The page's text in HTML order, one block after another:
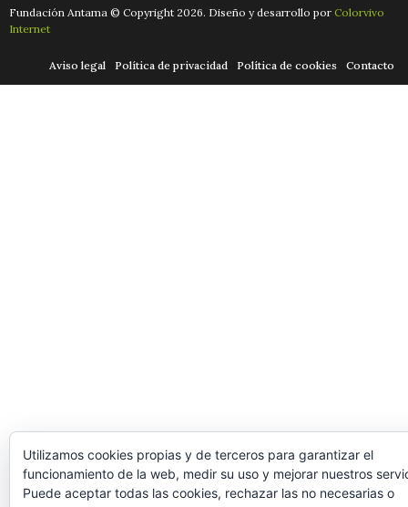
Fundación Antama © Copyright 2026. Diseño y desarrollo por Colorvivo
Internet
Aviso legal Política de privacidad Política de cookies Contacto
Utilizamos cookies propias y de terceros para garantizar el
funcionamiento de la web, medir su uso y mejorar nuestros
Puede aceptar todas las cookies, rechazar las no necesarias o